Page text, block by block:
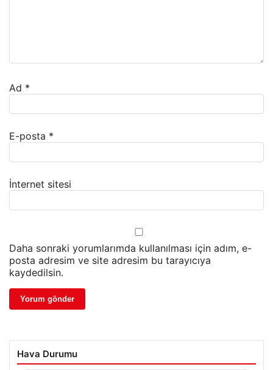
Ad *
E-posta *
İnternet sitesi
Daha sonraki yorumlarımda kullanılması için adım, e-
posta adresim ve site adresim bu tarayıcıya
kaydedilsin.
Hava Durumu